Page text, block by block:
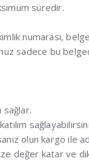
süredir.
numarası,
sadece bu
sağlar.
olun kargo ile
değer katar ve